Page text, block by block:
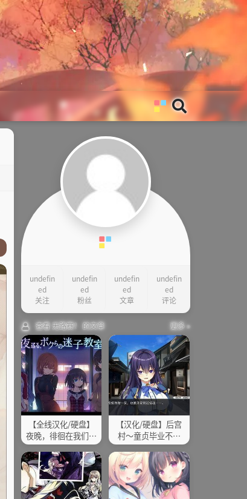
undefin
ed
关注
undefin
ed
粉丝
undefin
ed
文章
undefin
ed
评论
查看 无路赛！ 的文章 更多 »
【全线汉化/硬盘】
夜晚，徘徊在我们的
辅导教室 附全CG存
档
【汉化/硬盘】后宫
村～童贞毕业不可
避！提供种子是村子
的规定！！～